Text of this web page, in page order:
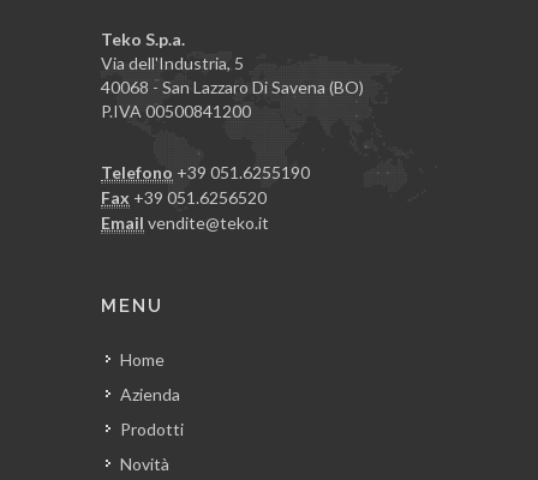
Teko S.p.a.
Via dell'Industria, 5
40068 - San Lazzaro Di Savena (BO)
P.IVA 00500841200
Telefono +39 051.6255190
Fax +39 051.6256520
Email vendite@teko.it
MENU
Home
Azienda
Prodotti
Novità